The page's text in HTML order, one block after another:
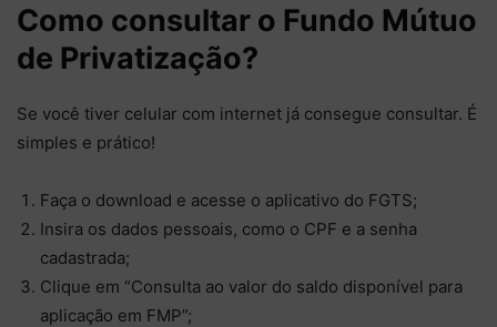
Como consultar o Fundo Mútuo
de Privatização?
Se você tiver celular com internet já consegue consultar. É
simples e prático!
Faça o download e acesse o aplicativo do FGTS;
Insira os dados pessoais, como o CPF e a senha
cadastrada;
Clique em “Consulta ao valor do saldo disponível para
aplicação em FMP”;